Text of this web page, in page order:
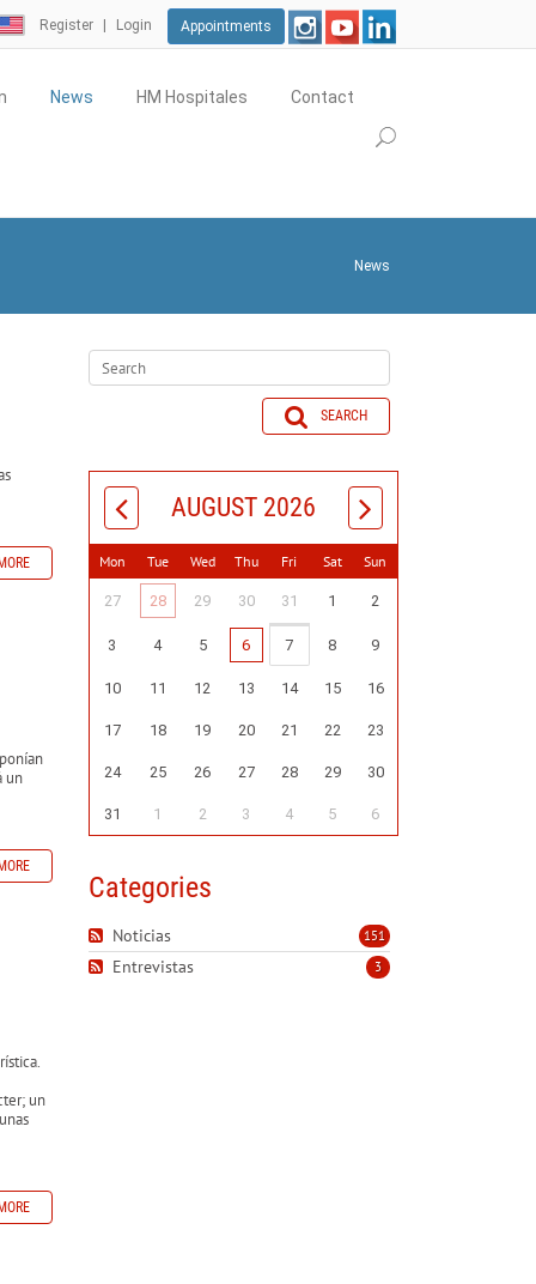
Register Login Appointments
News HM Hospitales Contact
News
un
un
SEARCH
AUGUST 2026
Mon Tue Wed Thu Fri Sat Sun
27 28 29 30 31 1 2
3 4 5 6 7 8 9
10 11 12 13 14 15 16
17 18 19 20 21 22 23
24 25 26 27 28 29 30
31 1 2 3 4 5 6
Categories
151
Noticias
3
Entrevistas